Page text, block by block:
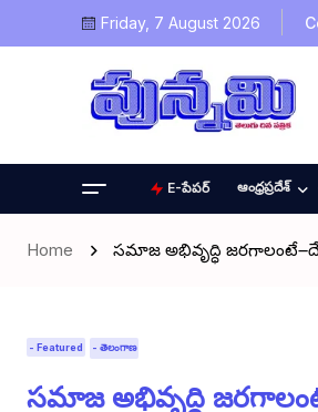
Friday, 7 August 2026
E-పేపర్ ఆంధ్రప్రదేశ్
Home సమాజ అభివృద్ధి
- Featured - తెలంగాణ
సమాజ అభివృద్ధి